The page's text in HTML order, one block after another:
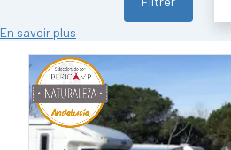
En savoir plus